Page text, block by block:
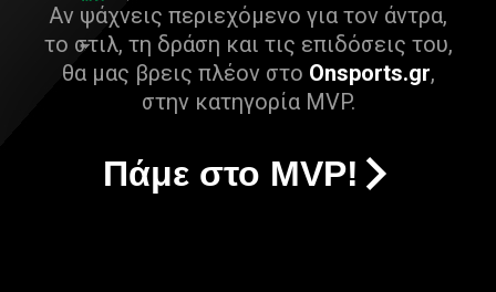
Αν ψάχνεις περιεχόμενο για τον άντρα,
το στιλ, τη δράση και τις επιδόσεις του,
θα μας βρεις πλέον στο Onsports.gr,
στην κατηγορία MVP.
Πάμε στο MVP!